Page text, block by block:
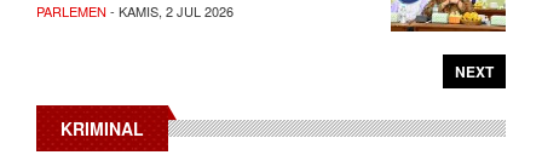
PARLEMEN - KAMIS, 2 JUL 2026
NEXT
KRIMINAL